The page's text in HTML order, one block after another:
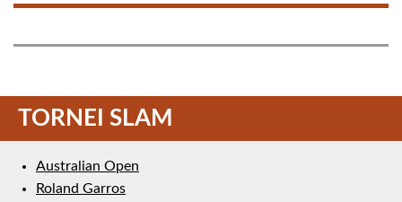
TORNEI SLAM
Australian Open
Roland Garros